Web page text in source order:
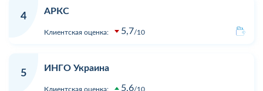
4
АРКС
Клиентская оценка: 5,7 10
5
ИНГО Украина
Клиентская оценка: 5,6 10